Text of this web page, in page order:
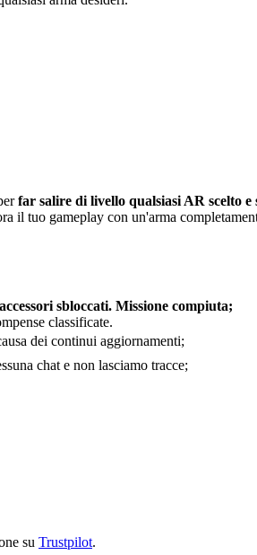
far salire di livello qualsiasi AR scelto
il tuo gameplay con un'arma
sbloccati. Missione compiuta;
classificate.
dei continui aggiornamenti;
chat e non lasciamo tracce;
su Trustpilot.